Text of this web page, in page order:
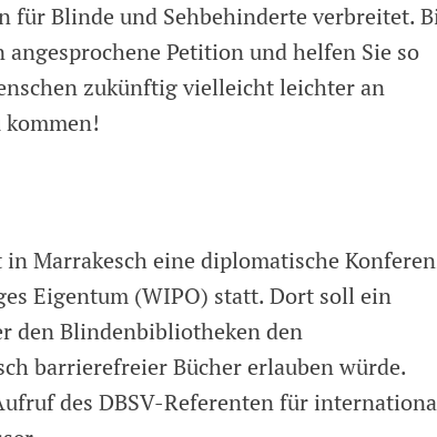
Blinde und Sehbehinderte verbreitet.
Petition und helfen Sie so
zukünftig vielleicht leichter an
Marrakesch eine diplomatische
Eigentum (WIPO) statt. Dort soll ein
den Blindenbibliotheken den
barrierefreier Bücher erlauben würde.
des DBSV-Referenten für